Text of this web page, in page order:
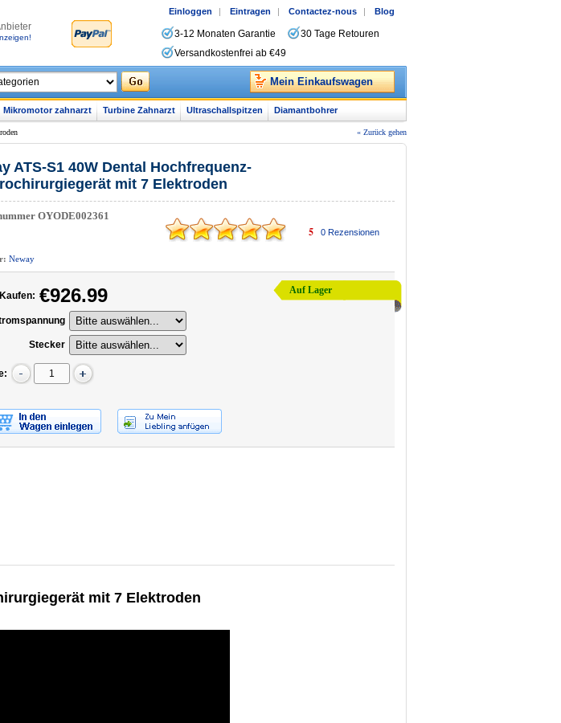
Einloggen | Eintragen | Contactez-nous | Blog
3-12 Monaten Garantie
30 Tage Retouren
Versandkostenfrei ab €49
Mein Einkaufswagen
Mikromotor zahnarzt Turbine Zahnarzt Ultraschallspitzen Diamantbohrer
« Zurück gehen
ATS-S1 40W Dental Hochfrequenz-
mit 7 Elektroden
OYODE002361
5 0Rezensionen
Neway
Auf Lager
€926.99
Stecker
mit 7 Elektroden